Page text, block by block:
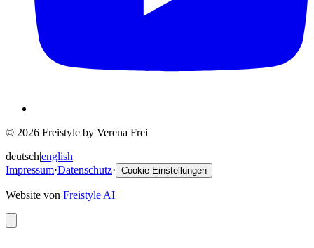
© 2026 Freistyle by Verena Frei
deutsch|english
Impressum·Datenschutz· Cookie-Einstellungen
Website von Freistyle AI